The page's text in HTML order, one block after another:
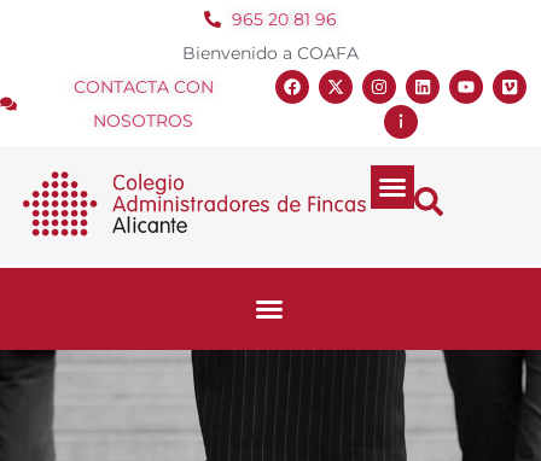
965 20 81 96
Bienvenido a COAFA
CONTACTA CON
NOSOTROS